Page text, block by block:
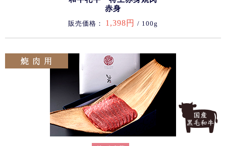
赤身
販売価格： 1,398円 / 100g